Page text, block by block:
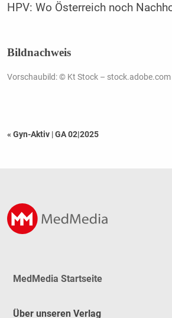
HPV: Wo Österreich noch
Bildnachweis
Vorschaubild: © Kt Stock – stock.adobe.com
« Gyn-Aktiv |GA 02|2025
MedMedia Startseite
Über unseren Verlag